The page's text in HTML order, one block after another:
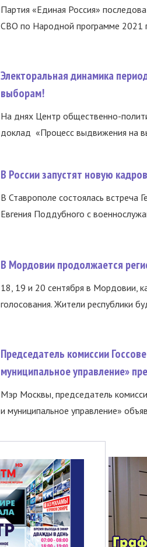
Партия «Единая Россия»
СВО по Народной программе 2021
Электоральная динамика
выборам!
На днях Центр общественно-
доклад «Процесс выдвижения на
В России запустят новую
В Ставрополе состоялась встреча
Евгения Поддубного с
В Мордовии продолжается
18, 19 и 20 сентября в Мордовии,
голосования. Жители республики
Председатель комиссии
муниципальное управление»
Мэр Москвы, председатель
и муниципальное управление»